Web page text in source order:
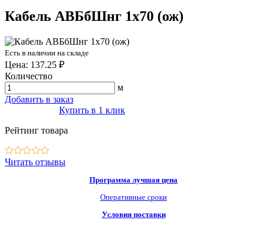
Кабель АВБбШнг 1х70 (ож)
Есть в наличии на складе
Цена: 137.25 ₽
Количество
м
Добавить в заказ
Купить в 1 клик
Рейтинг товара
Читать отзывы
Программа лучшая цена
Оперативные сроки
Условия поставки